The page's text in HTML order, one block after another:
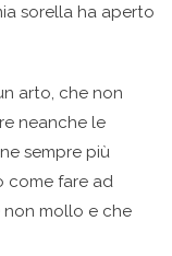
sorella ha aperto
arto, che non
neanche le
sempre più
come fare ad
non mollo e che